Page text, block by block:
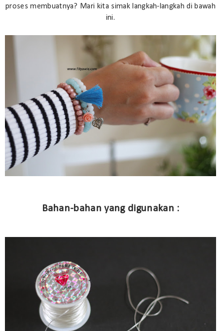
proses membuatnya? Mari kita simak langkah-langkah di bawah
ini.
Bahan-bahan yang digunakan :